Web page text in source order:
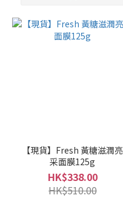
【現貨】Fresh 黃糖滋潤亮
采面膜125g
HK$338.00
HK$510.00